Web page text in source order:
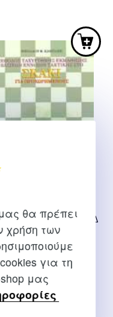
θα πρέπει
χρήση των
για τη
μας
14,51 €.είναι:
13,06 €.
ΟΣ ΤΑΧΥΡΥΘΜΗΣ
ΒΑΣΙΚΩΝ
ΕΝΝΟΙΩΝ ΤΑΚΤΙΚΗΣ
Καμπάνης Ν.
9,36€